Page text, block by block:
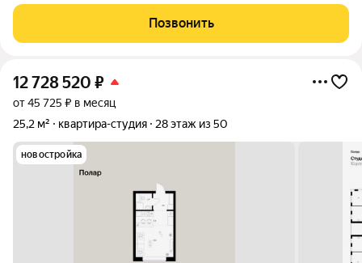
от 24,2 до 25,5 млн. рублей. Возможна покупка по семейной
ипотеке.
Позвонить
12 728 520 ₽
от 45 725 ₽ в месяц
25,2 м²
квартира-студия 28 этаж из 50
новостройка